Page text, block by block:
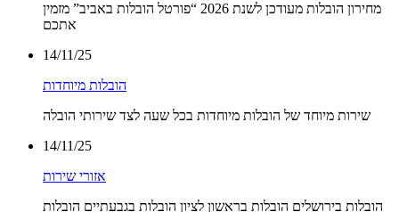
מחירון הובלות מעודכן לשנת 2026 “פורטל הובלות באביב” מזמין
אתכם
14/11/25
הובלות מיוחדות
שירות מיוחד של הובלות מיוחדות בכל שעה לצד שירותי הובלה
14/11/25
אזורי שירות
הובלות בירושלים הובלות בראשון לציון הובלות בגבעתיים הובלות